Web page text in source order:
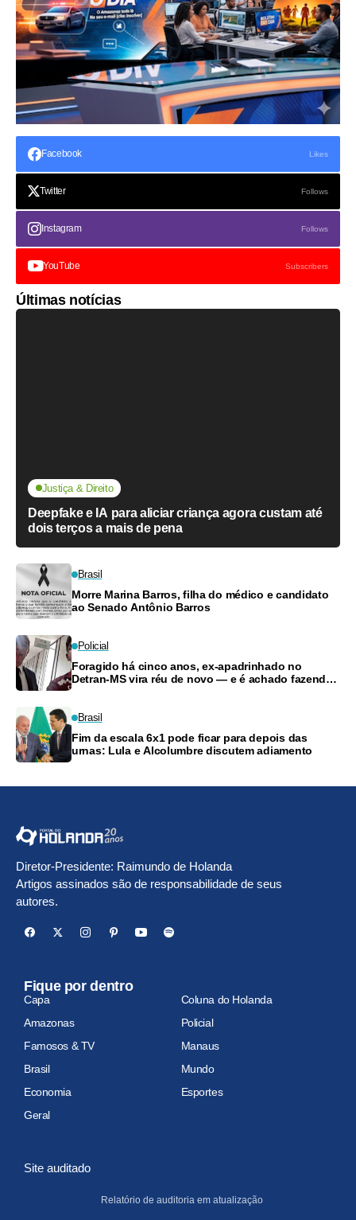
Facebook Likes
Twitter Follows
Instagram Follows
YouTube Subscribers
Últimas notícias
Justiça & Direito
Deepfake e IA para aliciar criança agora custam até
dois terços a mais de pena
Brasil
Morre Marina Barros, filha do médico e candidato
ao Senado Antônio Barros
Policial
Foragido há cinco anos, ex-apadrinhado no
Detran-MS vira réu de novo — e é achado fazendo
Brasil
Fim da escala 6x1 pode ficar para depois das
urnas: Lula e Alcolumbre discutem adiamento
Diretor-Presidente: Raimundo de Holanda
Artigos assinados são de responsabilidade de seus
autores.
Fique por dentro
Capa
Coluna do Holanda
Amazonas
Policial
Famosos & TV
Manaus
Brasil
Mundo
Economia
Esportes
Geral
Site auditado
Relatório de auditoria em atualização